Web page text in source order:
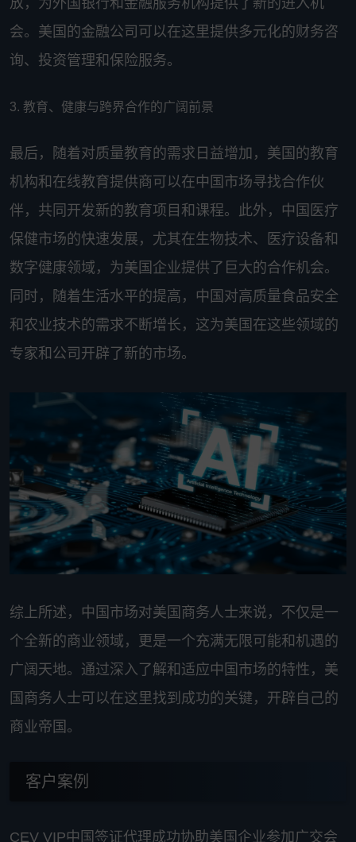
会。美国的金融公司可以在这里提供多元化的财务咨
询、投资管理和保险服务。
3. 教育、健康与跨界合作的广阔前景
最后，随着对质量教育的需求日益增加，美国的教育
机构和在线教育提供商可以在中国市场寻找合作伙
伴，共同开发新的教育项目和课程。此外，中国医疗
保健市场的快速发展，尤其在生物技术、医疗设备和
数字健康领域，为美国企业提供了巨大的合作机会。
同时，随着生活水平的提高，中国对高质量食品安全
和农业技术的需求不断增长，这为美国在这些领域的
专家和公司开辟了新的市场。
综上所述，中国市场对美国商务人士来说，不仅是一
个全新的商业领域，更是一个充满无限可能和机遇的
广阔天地。通过深入了解和适应中国市场的特性，美
国商务人士可以在这里找到成功的关键，开辟自己的
商业帝国。
客户案例
CEV VIP中国签证代理成功协助美国企业参加广交会